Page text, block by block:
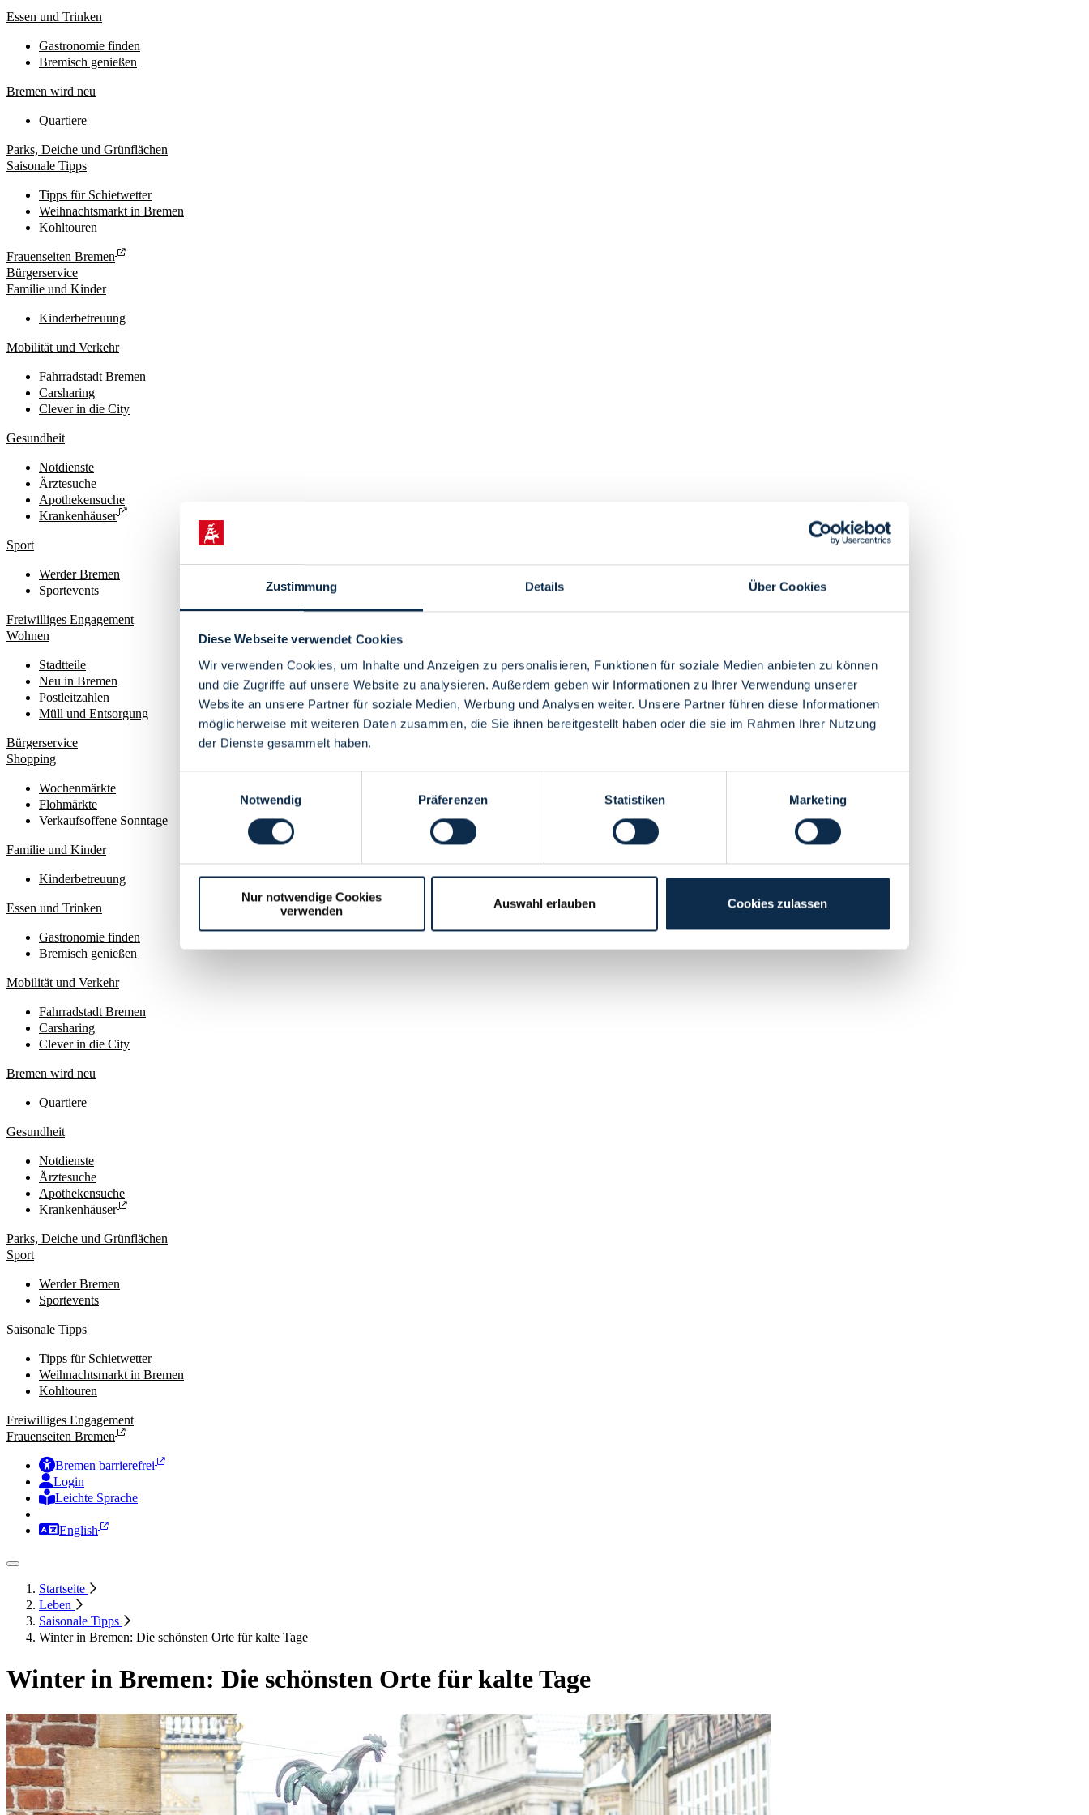
Zustimmung Details Über Cookies
Diese Webseite verwendet Cookies
Wir verwenden Cookies, um Inhalte und Anzeigen zu personalisieren, Funktionen für soziale Medien anbieten zu können
und die Zugriffe auf unsere Website zu analysieren. Außerdem geben wir Informationen zu Ihrer Verwendung unserer
Website an unsere Partner für soziale Medien, Werbung und Analysen weiter. Unsere Partner führen diese Informationen
möglicherweise mit weiteren Daten zusammen, die Sie ihnen bereitgestellt haben oder die sie im Rahmen Ihrer Nutzung
der Dienste gesammelt haben.
Notwendig
Präferenzen Statistiken Marketing
Nur notwendige Cookies
verwenden
Auswahl erlauben Cookies zulassen
Essen und Trinken
Gastronomie finden
Bremisch genießen
Bremen wird neu
Quartiere
Parks, Deiche und Grünflächen
Saisonale Tipps
Tipps für Schietwetter
Weihnachtsmarkt in Bremen
Kohltouren
Frauenseiten Bremen
Bürgerservice
Familie und Kinder
Kinderbetreuung
Mobilität und Verkehr
Fahrradstadt Bremen
Carsharing
Clever in die City
Gesundheit
Notdienste
Ärztesuche
Apothekensuche
Krankenhäuser
Sport
Werder Bremen
Sportevents
Freiwilliges Engagement
Wohnen
Stadtteile
Neu in Bremen
Postleitzahlen
Müll und Entsorgung
Bürgerservice
Shopping
Wochenmärkte
Flohmärkte
Verkaufsoffene Sonntage
Familie und Kinder
Kinderbetreuung
Essen und Trinken
Gastronomie finden
Bremisch genießen
Mobilität und Verkehr
Fahrradstadt Bremen
Carsharing
Clever in die City
Bremen wird neu
Quartiere
Gesundheit
Notdienste
Ärztesuche
Apothekensuche
Krankenhäuser
Parks, Deiche und Grünflächen
Sport
Werder Bremen
Sportevents
Saisonale Tipps
Tipps für Schietwetter
Weihnachtsmarkt in Bremen
Kohltouren
Freiwilliges Engagement
Frauenseiten Bremen
Bremen barrierefrei
Login
Leichte Sprache
English
Startseite
Leben
Saisonale Tipps
Winter in Bremen: Die schönsten Orte für kalte Tage
Winter in Bremen: Die schönsten Orte für kalte Tage